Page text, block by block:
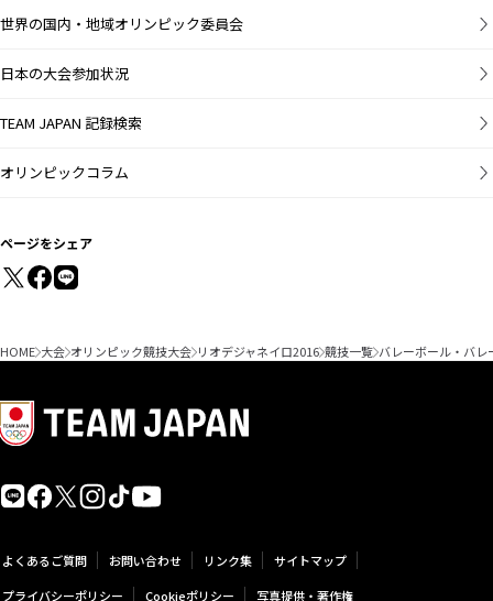
世界の国内・地域オリンピック委員会
日本の大会参加状況
TEAM JAPAN 記録検索
オリンピックコラム
ページをシェア
HOME 大会 オリンピック競技大会 リオデジャネイロ2016 競技一覧 バレーボール・バレ
よくあるご質問 お問い合わせ リンク集
サイトマップ
プライバシーポリシー
Cookieポリシー 写真提供・著作権